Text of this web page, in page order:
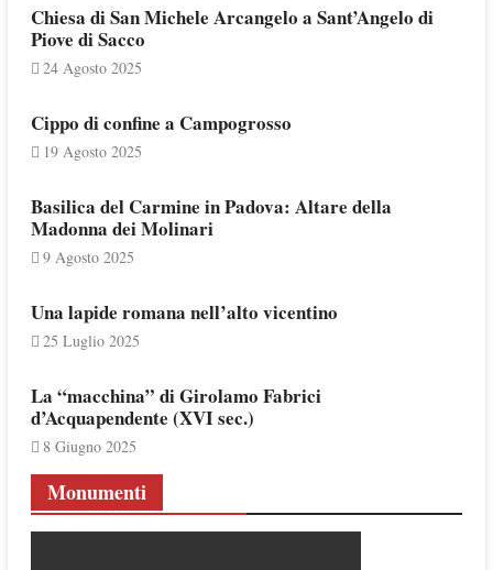
Chiesa di San Michele Arcangelo a Sant’Angelo di
Piove di Sacco
24 Agosto 2025
Cippo di confine a Campogrosso
19 Agosto 2025
Basilica del Carmine in Padova: Altare della
Madonna dei Molinari
9 Agosto 2025
Una lapide romana nell’alto vicentino
25 Luglio 2025
La “macchina” di Girolamo Fabrici
d’Acquapendente (XVI sec.)
8 Giugno 2025
Monumenti